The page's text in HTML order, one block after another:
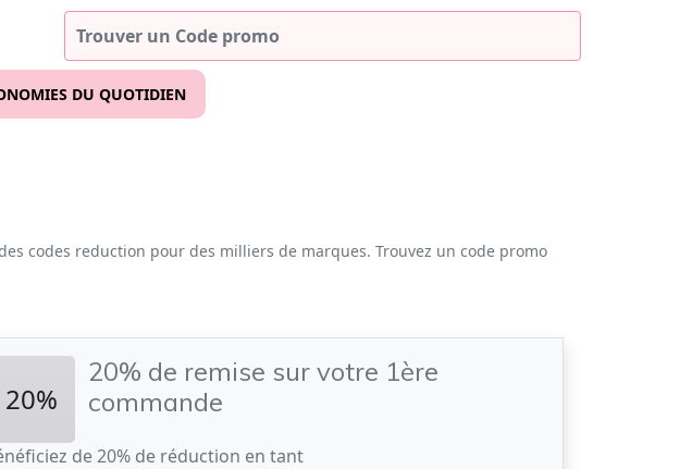
DU QUOTIDIEN
codes reduction pour des milliers de marques. Trouvez un code promo
20%
20% de remise sur votre 1ère
commande
de 20% de réduction en tant